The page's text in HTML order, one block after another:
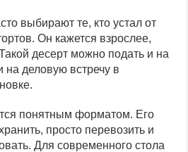
выбирают те, кто устал от
Он кажется взрослее,
десерт можно подать и на
деловую встречу в
понятным форматом. Его
просто перевозить и
Для современного стола